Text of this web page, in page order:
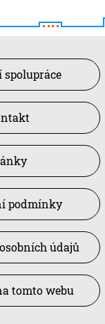
podmínky
údajů
tomto webu